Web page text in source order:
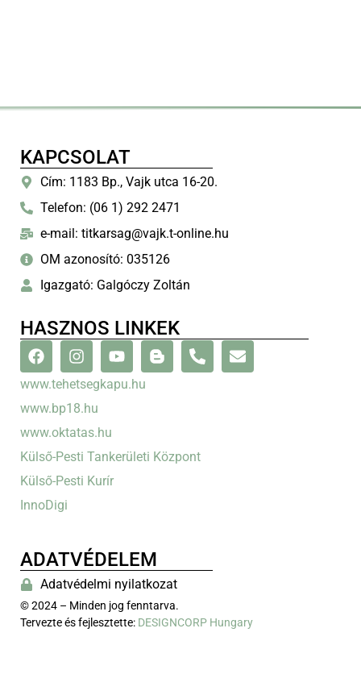
KAPCSOLAT
Cím: 1183 Bp., Vajk utca 16-20.
Telefon: (06 1) 292 2471
e-mail: titkarsag@vajk.t-online.hu
OM azonosító: 035126
Igazgató: Galgóczy Zoltán
HASZNOS LINKEK
www.tehetsegkapu.hu
www.bp18.hu
www.oktatas.hu
Külső-Pesti Tankerületi Központ
Külső-Pesti Kurír
InnoDigi
ADATVÉDELEM
Adatvédelmi nyilatkozat
© 2024 – Minden jog fenntarva.
Tervezte és fejlesztette: DESIGNCORP Hungary